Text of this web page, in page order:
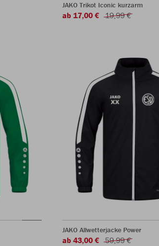
JAKO Trikot Iconic kurzarm
ab 17,00 € 19,99 €
JAKO Allwetterjacke Power
ab 43,00 € 59,99 €